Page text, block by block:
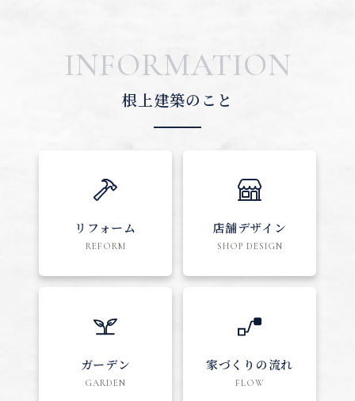
INFORMATION
根上建築のこと
リフォーム
REFORM
店舗デザイン
SHOP DESIGN
ガーデン
GARDEN
家づくりの流れ
FLOW